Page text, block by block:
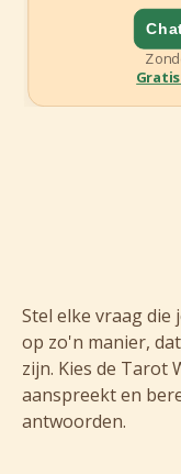
Stel elke vraag die
op zo'n manier,
zijn. Kies de Tarot
aanspreekt en
antwoorden.